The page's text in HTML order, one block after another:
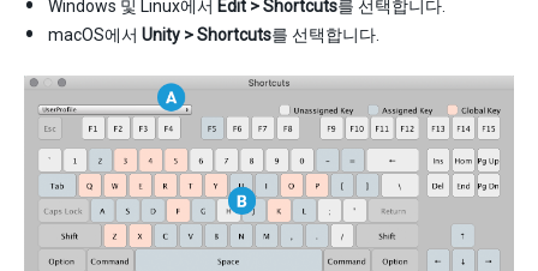
Windows 및 Linux에서 Edit > Shortcuts를 선택합니다.
macOS에서 Unity > Shortcuts를 선택합니다.